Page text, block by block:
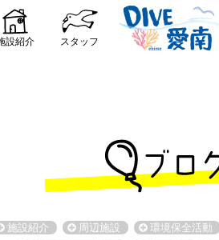
設紹介 スタッフ
施設紹介 周辺施設 環境保全活動